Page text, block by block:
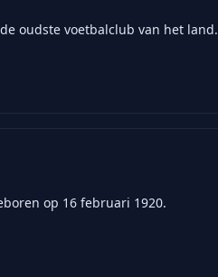
oudste voetbalclub van het land.
op 16 februari 1920.